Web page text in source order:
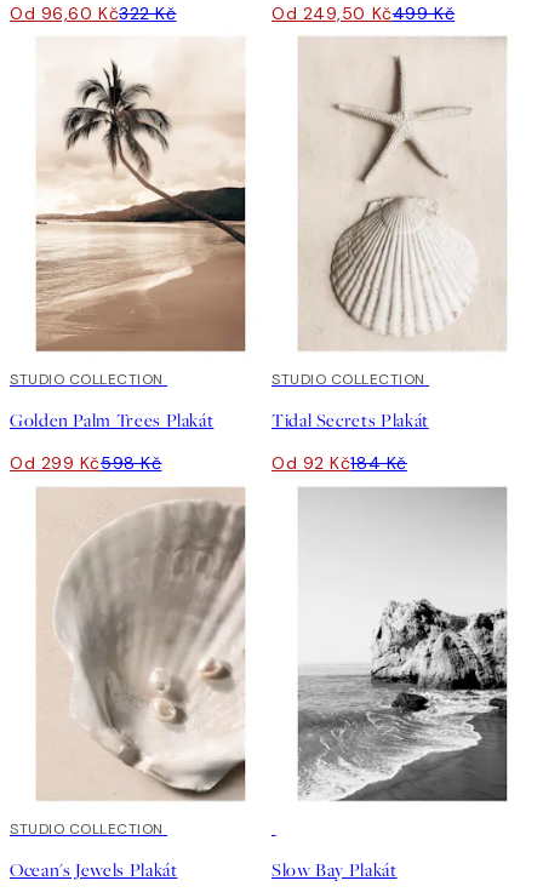
Od 96,60 Kč322 Kč Od 249,50 Kč499 Kč
50%*
STUDIO COLLECTION
Golden Palm Trees Plakát
Od 299 Kč598 Kč
50%*
STUDIO COLLECTION
Tidal Secrets Plakát
Od 92 Kč184 Kč
50%*
STUDIO COLLECTION
Ocean's Jewels Plakát Slow Bay Plakát